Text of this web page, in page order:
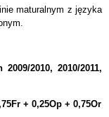
maturalnym z języka
2010, 2010/2011,
+ 0,25Op + 0,75Or